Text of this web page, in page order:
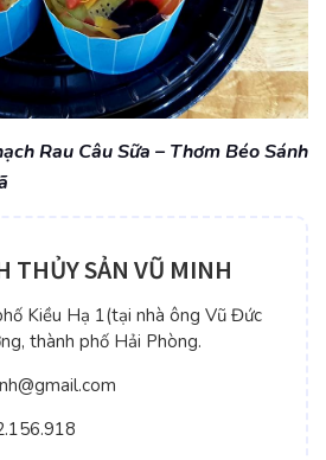
Rau Câu Sữa – Thơm Béo Sánh
THỦY SẢN VŨ MINH
Kiều Hạ 1(tại nhà ông Vũ Đức
thành phố Hải Phòng.